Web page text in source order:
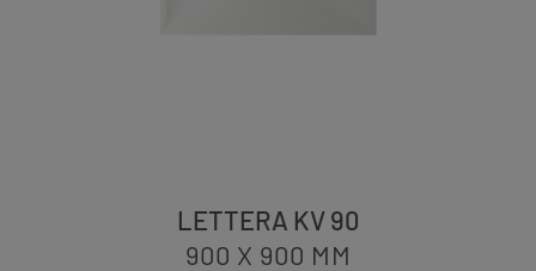
LETTERA KV 90
900 X 900 MM